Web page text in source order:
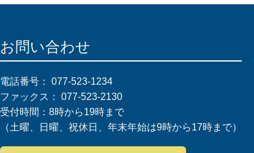
お問い合わせ
電話番号： 077-523-1234
ファックス： 077-523-2130
受付時間：8時から19時まで
（土曜、日曜、祝休日、年末年始は9時から17時まで）